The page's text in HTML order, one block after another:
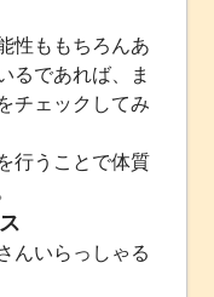
性ももちろんあ
るであれば、ま
チェックしてみ
行うことで体質
んいらっしゃる